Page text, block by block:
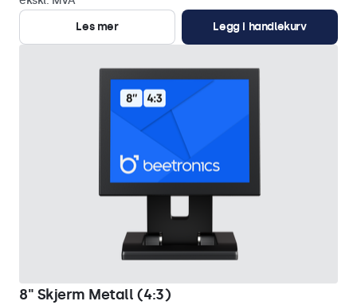
Les mer
Legg i handlekurv
8" Skjerm Metall (4:3)